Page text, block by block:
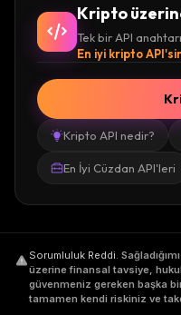
Kripto
Tek bir API
En iyi kripto
Kripto API nedir?
En İyi Cüzdan API'leri
Sorumluluk Reddi.
üzerine finansal tavsiye,
güvenmeniz gereken başka
tamamen kendi riskiniz ve